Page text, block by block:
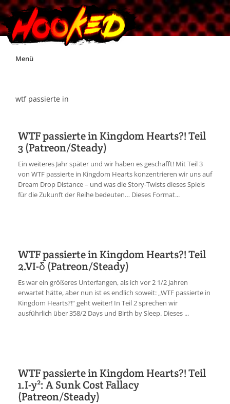
Skip
Menü
Impressum
Jobs
wtf passierte in
WTF passierte in Kingdom Hearts?! Teil
3 (Patreon/Steady)
Ein weiteres Jahr später und wir haben es geschafft! Mit Teil 3
von WTF passierte in Kingdom Hearts konzentrieren wir uns auf
Dream Drop Distance – und was die Story-Twists dieses Spiels
für die Zukunft der Reihe bedeuten… Dieses Format...
WTF passierte in Kingdom Hearts?! Teil
2.VI-δ (Patreon/Steady)
Es war ein größeres Unterfangen, als ich vor 2 1/2 Jahren
erwartet hätte, aber nun ist es endlich soweit: „WTF passierte in
Kingdom Hearts?!“ geht weiter! In Teil 2 sprechen wir
ausführlich über 358/2 Days und Birth by Sleep. Dieses ...
WTF passierte in Kingdom Hearts?! Teil
1.I-y²: A Sunk Cost Fallacy
(Patreon/Steady)